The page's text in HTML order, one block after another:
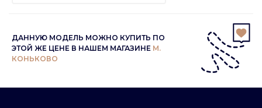
ДАННУЮ МОДЕЛЬ МОЖНО КУПИТЬ ПО
ЭТОЙ ЖЕ ЦЕНЕ В НАШЕМ МАГАЗИНЕ М.
КОНЬКОВО